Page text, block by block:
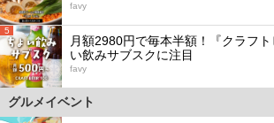
favy
5
月額2980円で毎本半額！『クラフ
い飲みサブスクに注目
favy
グルメイベント